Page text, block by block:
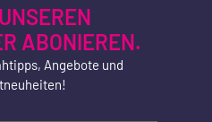
ABONIEREN.
Angebote und